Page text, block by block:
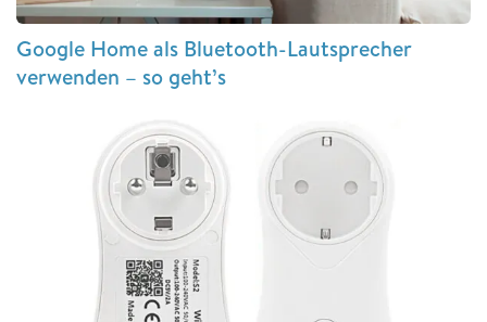
Google Home als Bluetooth-Lautsprecher
verwenden – so geht’s